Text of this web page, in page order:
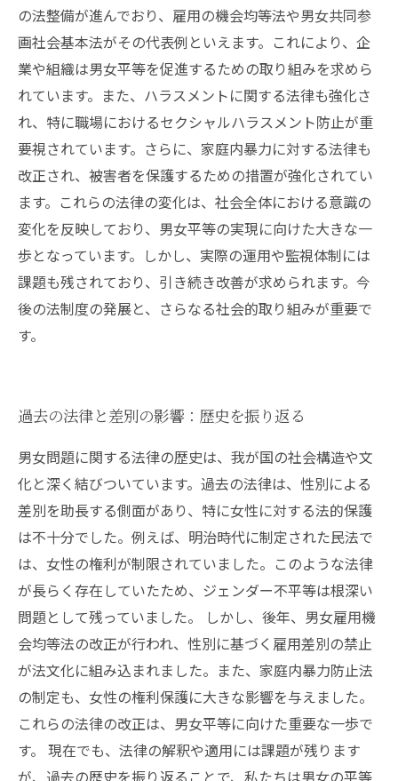
あなたにできること：男女平等実現のためのア
クション
の法整備が進んでおり、雇用の機会均等法や男女共同参
画社会基本法がその代表例といえます。これにより、企
業や組織は男女平等を促進するための取り組みを求めら
れています。また、ハラスメントに関する法律も強化さ
れ、特に職場におけるセクシャルハラスメント防止が重
要視されています。さらに、家庭内暴力に対する法律も
改正され、被害者を保護するための措置が強化されてい
ます。これらの法律の変化は、社会全体における意識の
変化を反映しており、男女平等の実現に向けた大きな一
歩となっています。しかし、実際の運用や監視体制には
課題も残されており、引き続き改善が求められます。今
後の法制度の発展と、さらなる社会的取り組みが重要で
す。
過去の法律と差別の影響：歴史を振り返る
男女問題に関する法律の歴史は、我が国の社会構造や文
化と深く結びついています。過去の法律は、性別による
差別を助長する側面があり、特に女性に対する法的保護
は不十分でした。例えば、明治時代に制定された民法で
は、女性の権利が制限されていました。このような法律
が長らく存在していたため、ジェンダー不平等は根深い
問題として残っていました。 しかし、後年、男女雇用機
会均等法の改正が行われ、性別に基づく雇用差別の禁止
が法文化に組み込まれました。また、家庭内暴力防止法
の制定も、女性の権利保護に大きな影響を与えました。
これらの法律の改正は、男女平等に向けた重要な一歩で
す。 現在でも、法律の解釈や適用には課題が残ります
が、過去の歴史を振り返ることで、私たちは男女の平等